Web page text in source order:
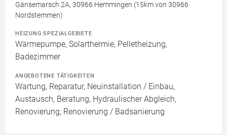
Gänsemarsch 2A, 30966 Hemmingen (15km von 30966
Nordstemmen)
HEIZUNG SPEZIALGEBIETE
Wärmepumpe, Solarthermie, Pelletheizung,
Badezimmer
ANGEBOTENE TÄTIGKEITEN
Wartung, Reparatur, Neuinstallation / Einbau,
Austausch, Beratung, Hydraulischer Abgleich,
Renovierung, Renovierung / Badsanierung